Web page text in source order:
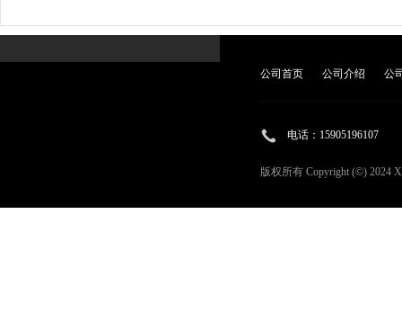
公司首页 公司介绍 公
电话： 15905196107
版权所有 Copyright (©) 2024